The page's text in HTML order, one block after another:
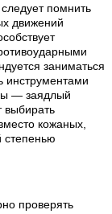
помнить
движений
заниматься
инструментами
— заядлый
выбирать
кожаных,
степенью
проверять